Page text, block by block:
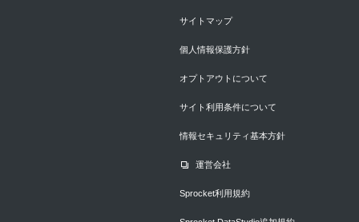
サイトマップ
個人情報保護方針
オプトアウトについて
サイト利用条件について
情報セキュリティ基本方針
運営会社
Sprocket利用規約